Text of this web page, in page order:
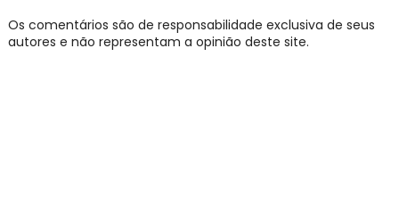
Os comentários são de responsabilidade exclusiva de seus
autores e não representam a opinião deste site.